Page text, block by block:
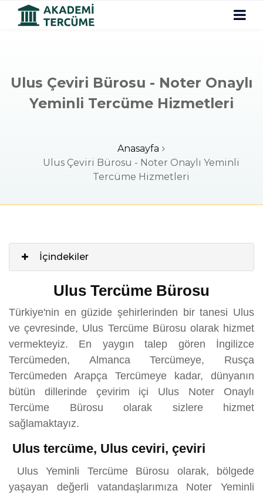
Ulus Çeviri Bürosu - Noter Onaylı
Yeminli Tercüme Hizmetleri
Anasayfa
Ulus Çeviri Bürosu - Noter Onaylı Yeminli
Tercüme Hizmetleri
İçindekiler
Ulus Tercüme Bürosu
Türkiye'nin en güzide şehirlerinden bir tanesi Ulus
ve çevresinde, Ulus Tercüme Bürosu olarak hizmet
vermekteyiz. En yaygın talep gören İngilizce
Tercümeden, Almanca Tercümeye, Rusça
Tercümeden Arapça Tercümeye kadar, dünyanın
bütün dillerinde çevirim içi Ulus Noter Onaylı
Tercüme Bürosu olarak sizlere hizmet
sağlamaktayız.
Ulus tercüme, Ulus ceviri, çeviri
Ulus Yeminli Tercüme Bürosu olarak, bölgede
yaşayan değerli vatandaşlarımıza Noter Yeminli